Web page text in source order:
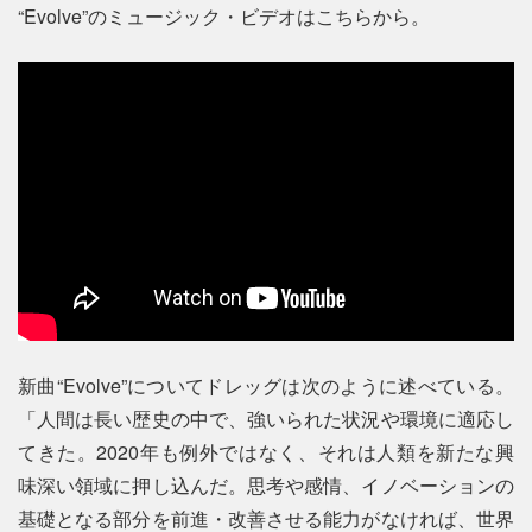
“Evolve”のミュージック・ビデオはこちらから。
新曲“Evolve”についてドレッグは次のように述べている。
「人間は長い歴史の中で、強いられた状況や環境に適応し
てきた。2020年も例外ではなく、それは人類を新たな興
味深い領域に押し込んだ。思考や感情、イノベーションの
基礎となる部分を前進・改善させる能力がなければ、世界